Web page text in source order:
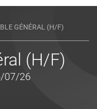
GÉNÉRAL (H/F)
(H/F)
07/26